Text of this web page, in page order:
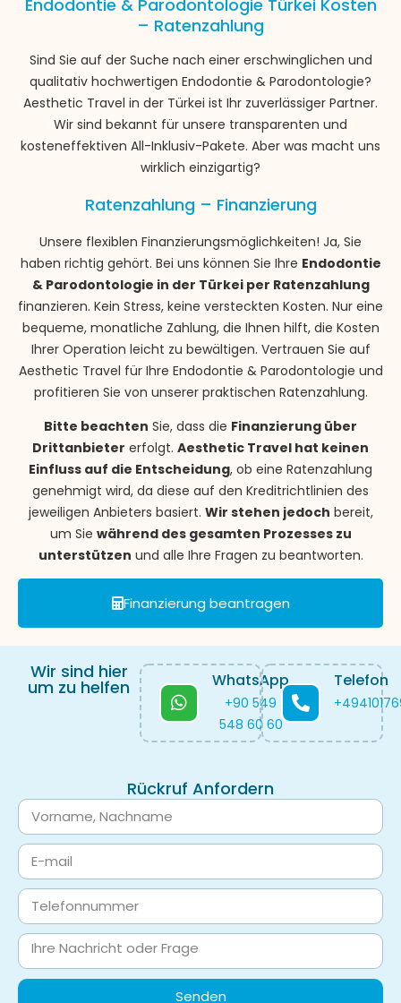
Endodontie & Parodontologie Türkei Kosten
– Ratenzahlung
Sind Sie auf der Suche nach einer erschwinglichen und
qualitativ hochwertigen Endodontie & Parodontologie?
Aesthetic Travel in der Türkei ist Ihr zuverlässiger Partner.
Wir sind bekannt für unsere transparenten und
kosteneffektiven All-Inklusiv-Pakete. Aber was macht uns
wirklich einzigartig?
Ratenzahlung – Finanzierung
Unsere flexiblen Finanzierungsmöglichkeiten! Ja, Sie
haben richtig gehört. Bei uns können Sie Ihre Endodontie
& Parodontologie in der Türkei per Ratenzahlung
finanzieren. Kein Stress, keine versteckten Kosten. Nur eine
bequeme, monatliche Zahlung, die Ihnen hilft, die Kosten
Ihrer Operation leicht zu bewältigen. Vertrauen Sie auf
Aesthetic Travel für Ihre Endodontie & Parodontologie und
profitieren Sie von unserer praktischen Ratenzahlung.
Bitte beachten Sie, dass die Finanzierung über
Drittanbieter erfolgt. Aesthetic Travel hat keinen
Einfluss auf die Entscheidung, ob eine Ratenzahlung
genehmigt wird, da diese auf den Kreditrichtlinien des
jeweiligen Anbieters basiert. Wir stehen jedoch bereit,
um Sie während des gesamten Prozesses zu
unterstützen und alle Ihre Fragen zu beantworten.
Finanzierung beantragen
Wir sind hier
um zu helfen WhatsApp
+90 549
548 60 60
Telefon
Rückruf Anfordern
Senden